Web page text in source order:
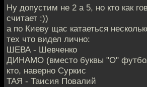
Ну допустим не 2 а 5, но кто как
считает :))
а по Киеву щас катаеться
тех что видел лично:
ШЕВА - Шевченко
ДИНАМО (вместо буквы "О"
кто, наверно Суркис
ТАЯ - Таисия Повалий